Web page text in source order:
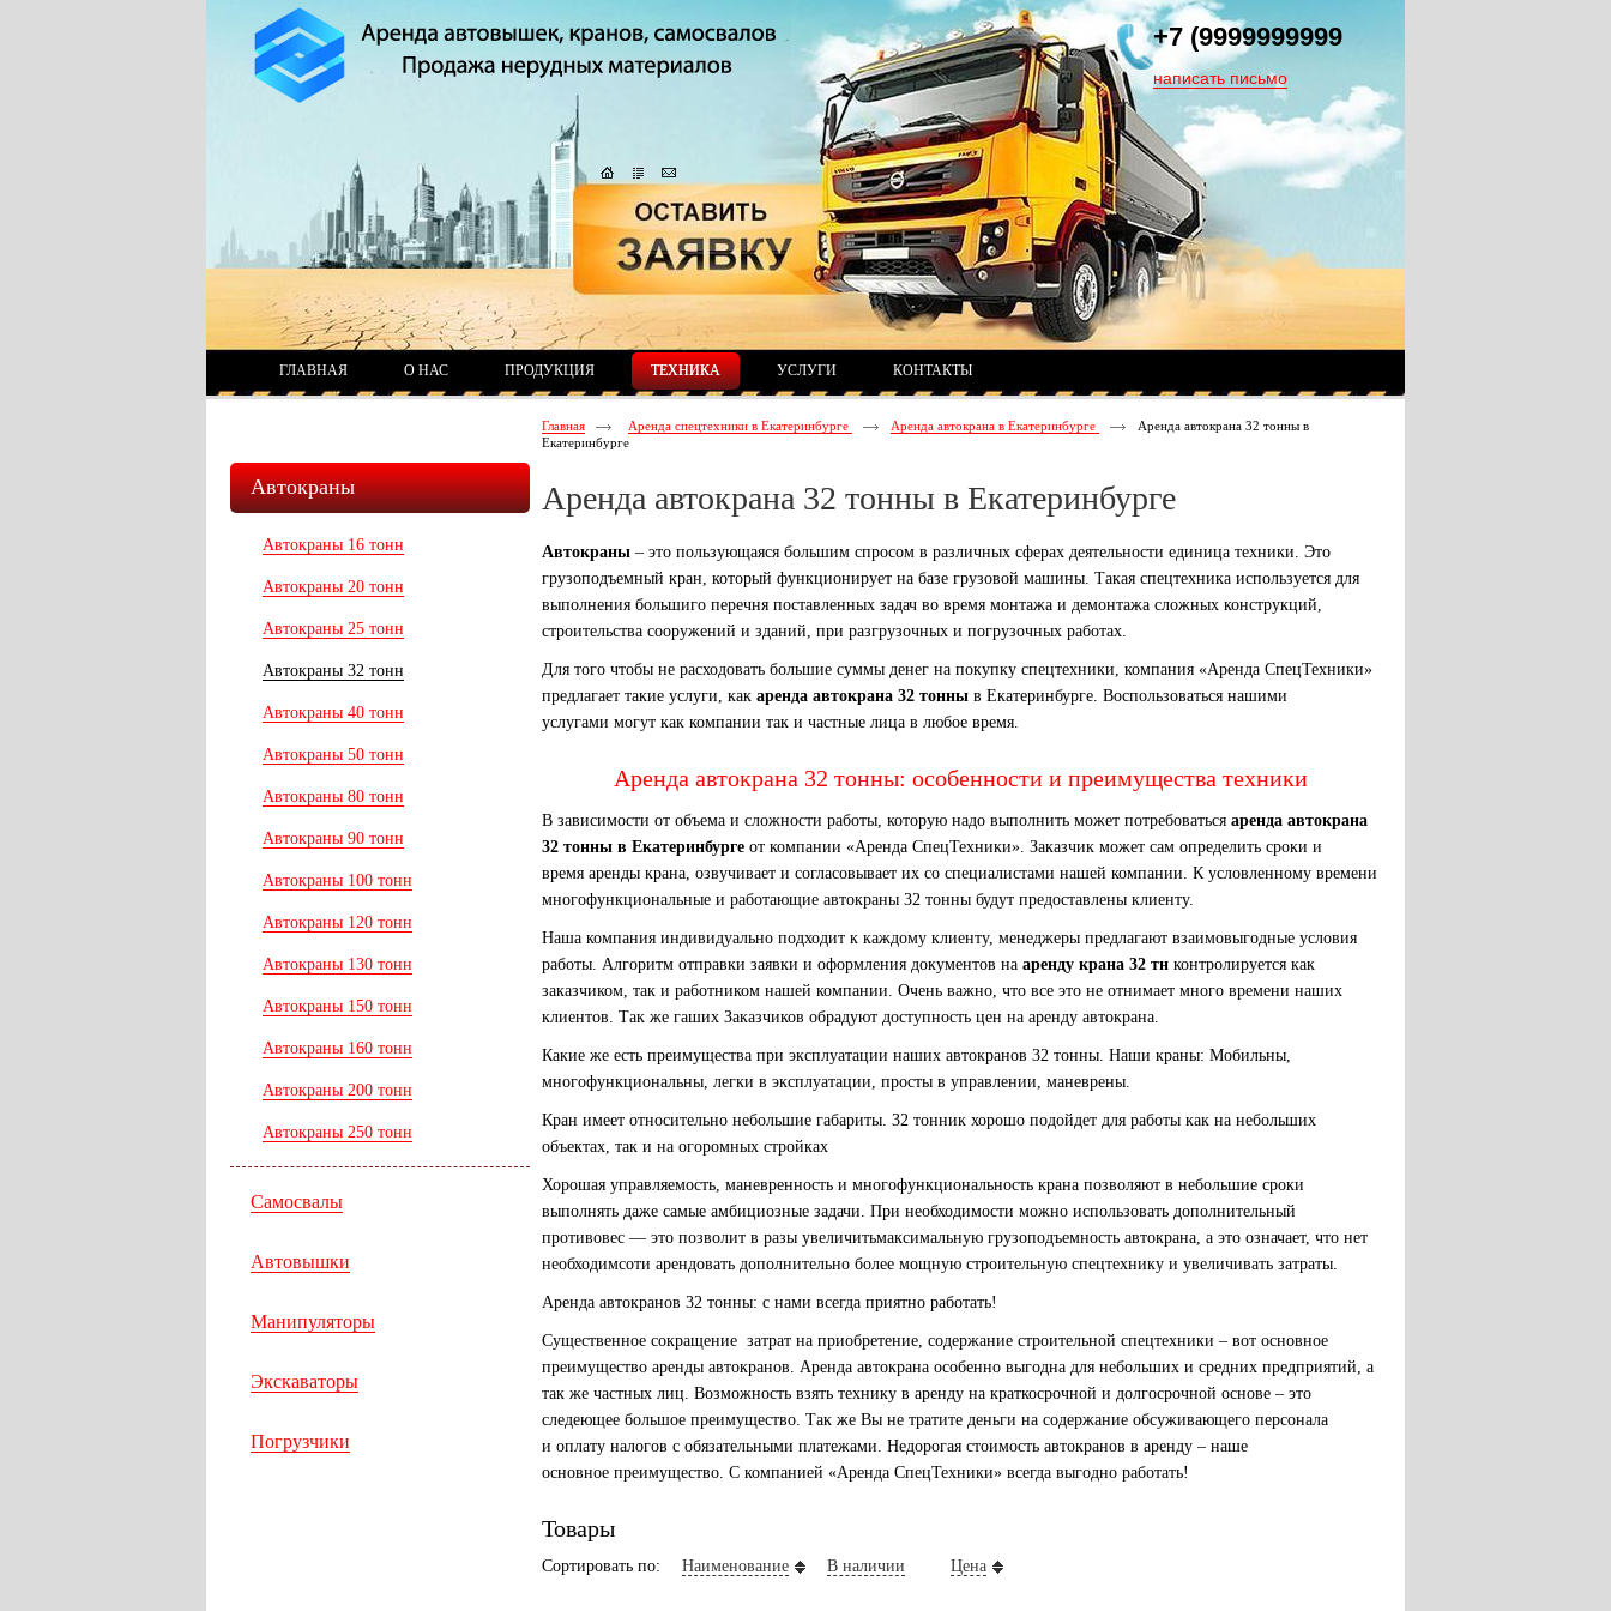
+7 (9999999999
написать письмо
ГЛАВНАЯ О НАС ПРОДУКЦИЯ ТЕХНИКА УСЛУГИ КОНТАКТЫ
Автокраны
Автокраны 16 тонн
Автокраны 20 тонн
Автокраны 25 тонн
Автокраны 32 тонн
Автокраны 40 тонн
Автокраны 50 тонн
Автокраны 80 тонн
Автокраны 90 тонн
Автокраны 100 тонн
Автокраны 120 тонн
Автокраны 130 тонн
Автокраны 150 тонн
Автокраны 160 тонн
Автокраны 200 тонн
Автокраны 250 тонн
Самосвалы
Автовышки
Манипуляторы
Экскаваторы
Погрузчики
Главная Аренда спецтехники в Екатеринбурге Аренда автокрана в Екатеринбурге
Аренда автокрана 32 тонны в
Екатеринбурге
Аренда автокрана 32 тонны в Екатеринбурге
Автокраны– это пользующаяся большим спросом в различных сферах деятельности единица техники. Это
грузоподъемный кран, который функционирует на базе грузовой машины. Такая спецтехника используется для
выполнения большиго перечня поставленных задач во время монтажа и демонтажа сложных конструкций,
строительства сооружений и зданий, при разгрузочных и погрузочных работах.
Для того чтобы не расходовать большие суммы денег на покупку спецтехники, компания «Аренда СпецТехники»
предлагает такие услуги, как аренда автокрана 32 тонныв Екатеринбурге. Воспользоваться нашими
услугами могут как компании так и частные лица в любое время.
Аренда автокрана 32 тонны: особенности и преимущества техники
В зависимости от объема и сложности работы, которую надо выполнить может потребоватьсяаренда автокрана
32 тонны в Екатеринбургеот компании «Аренда СпецТехники». Заказчик может сам определить сроки и
время аренды крана, озвучивает и согласовывает их со специалистами нашей компании. К условленному времени
многофункциональные и работающие автокраны 32 тонны будут предоставлены клиенту.
Наша компания индивидуально подходит к каждому клиенту, менеджеры предлагают взаимовыгодные условия
работы. Алгоритм отправки заявки и оформления документов на аренду крана 32 тнконтролируется как
заказчиком, так и работником нашей компании. Очень важно, что все это не отнимает много времени наших
клиентов. Так же гаших Заказчиков обрадуют доступность цен на аренду автокрана.
Какие же есть преимущества при эксплуатации наших автокранов 32 тонны. Наши краны: Мобильны,
многофункциональны, легки в эксплуатации, просты в управлении, маневрены.
Кран имеет относительно небольшие габариты. 32 тонник хорошо подойдет для работы как на небольших
объектах, так и на огоромных стройках
Хорошая управляемость, маневренность и многофункциональность крана позволяют в небольшие сроки
выполнять даже самые амбициозные задачи. При необходимости можно использовать дополнительный
противовес — это позволит в разы увеличитьмаксимальную грузоподъемность автокрана, а это означает, что нет
необходимсоти арендовать дополнительно более мощную строительную спецтехнику и увеличивать затраты.
Аренда автокранов 32 тонны: с нами всегда приятно работать!
Существенное сокращение затрат на приобретение, содержание строительной спецтехники – вот основное
преимущество аренды автокранов. Аренда автокрана особенно выгодна для небольших и средних предприятий, а
так же частных лиц. Возможность взять технику в аренду на краткосрочной и долгосрочной основе – это
следеющее большое преимущество. Так же Вы не тратите деньги на содержание обсуживающего персонала
и оплату налогов с обязательными платежами. Недорогая стоимость автокранов в аренду – наше
основное преимущество. С компанией «Аренда СпецТехники» всегда выгодно работать!
Товары
Сортировать по: Наименование В наличии Цена